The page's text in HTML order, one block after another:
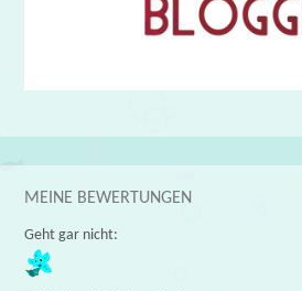
MEINE BEWERTUNGEN
Geht gar nicht: